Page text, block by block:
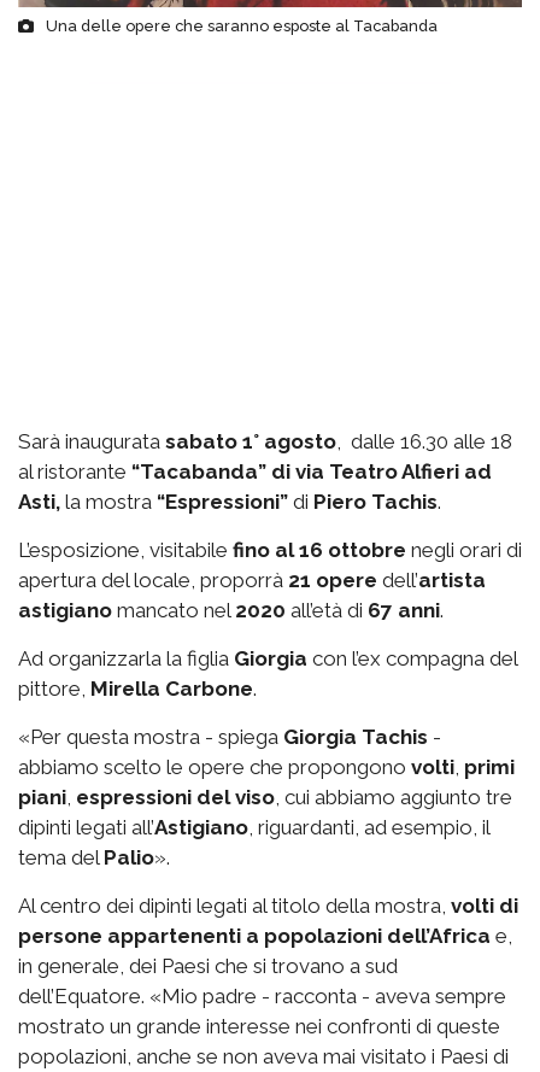
Una delle opere che saranno esposte al Tacabanda
Sarà inaugurata sabato 1° agosto , dalle 16.30 alle 18
al ristorante “Tacabanda” di via Teatro Alfieri ad
Asti, la mostra “Espressioni” di Piero Tachis.
L’esposizione, visitabile fino al 16 ottobre negli orari di
apertura del locale, proporrà 21 opere dell’artista
astigiano mancato nel 2020 all’età di 67 anni.
Ad organizzarla la figlia Giorgia con l’ex compagna del
pittore, Mirella Carbone.
«Per questa mostra - spiega Giorgia Tachis -
abbiamo scelto le opere che propongono volti primi
piani espressioni del viso , cui abbiamo aggiunto tre
dipinti legati all’Astigiano , riguardanti, ad esempio, il
tema del Palio».
Al centro dei dipinti legati al titolo della mostra, volti di
persone appartenenti a popolazioni dell’Africa e,
in generale, dei Paesi che si trovano a sud
dell’Equatore. «Mio padre - racconta - aveva sempre
mostrato un grande interesse nei confronti di queste
popolazioni, anche se non aveva mai visitato i Paesi di